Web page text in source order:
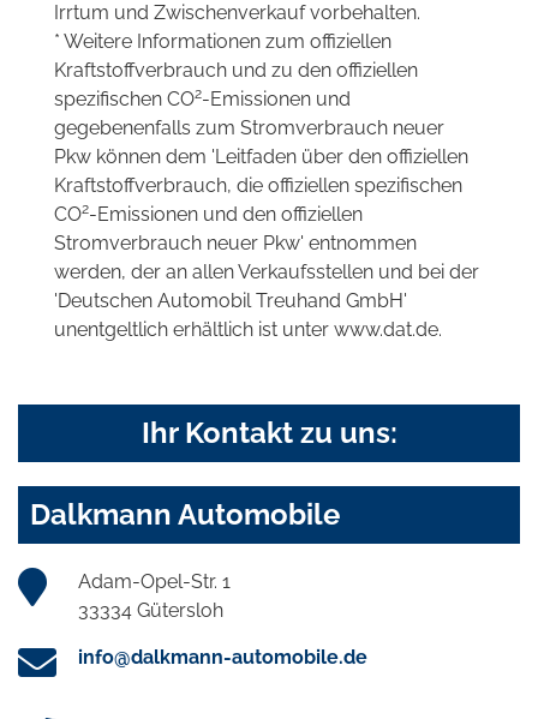
Irrtum und Zwischenverkauf vorbehalten.
* Weitere Informationen zum offiziellen
Kraftstoffverbrauch und zu den offiziellen
spezifischen CO2-Emissionen und
gegebenenfalls zum Stromverbrauch neuer
Pkw können dem 'Leitfaden über den offiziellen
Kraftstoffverbrauch, die offiziellen spezifischen
CO2-Emissionen und den offiziellen
Stromverbrauch neuer Pkw' entnommen
werden, der an allen Verkaufsstellen und bei der
'Deutschen Automobil Treuhand GmbH'
unentgeltlich erhältlich ist unter www.dat.de.
Ihr Kontakt zu uns:
Dalkmann Automobile
Adam-Opel-Str. 1
33334 Gütersloh
info@dalkmann-automobile.de